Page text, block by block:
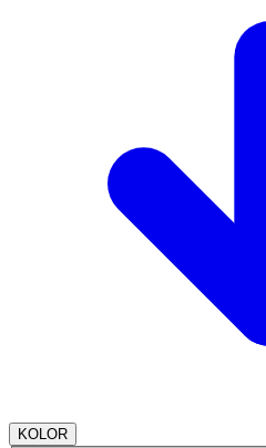
KOLOR